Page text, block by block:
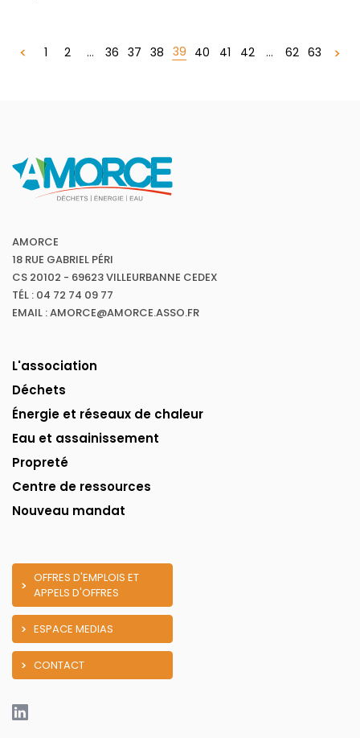
1 2 ... 36 37 38 39 40 41 42 ... 62 63
AMORCE
18 RUE GABRIEL PÉRI
CS 20102 - 69623 VILLEURBANNE CEDEX
TÉL : 04 72 74 09 77
EMAIL : AMORCE@AMORCE.ASSO.FR
L'association
Déchets
Énergie et réseaux de chaleur
Eau et assainissement
Propreté
Centre de ressources
Nouveau mandat
OFFRES D'EMPLOIS ET
APPELS D'OFFRES
ESPACE MEDIAS
CONTACT